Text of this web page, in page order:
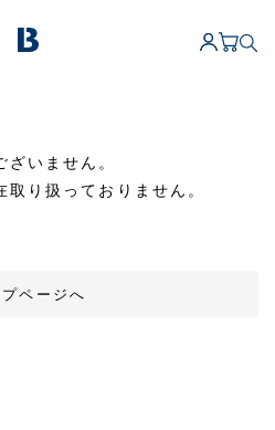
ざいません。
り扱っておりません。
プページへ